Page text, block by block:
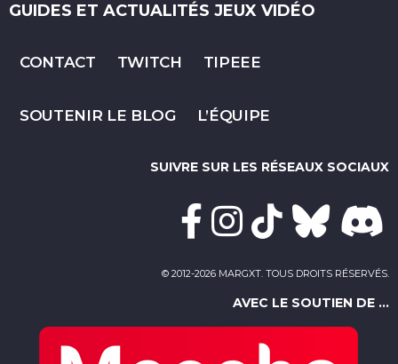
GUIDES ET ACTUALITÉS JEUX VIDÉO
CONTACT TWITCH TIPEEE
SOUTENIR LE BLOG L’ÉQUIPE
SUIVRE SUR LES RÉSEAUX SOCIAUX
© 2012-2026 MARGXT. TOUS DROITS RÉSERVÉS.
AVEC LE SOUTIEN DE ...